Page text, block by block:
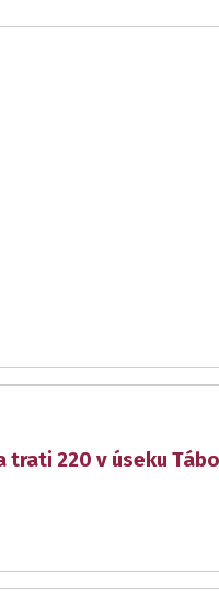
220 v úseku